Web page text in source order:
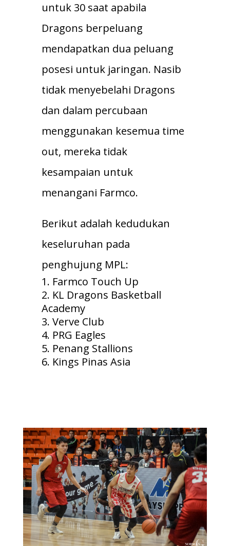
untuk 30 saat apabila
Dragons berpeluang
mendapatkan dua peluang
posesi untuk jaringan. Nasib
tidak menyebelahi Dragons
dan dalam percubaan
menggunakan kesemua time
out, mereka tidak
kesampaian untuk
menangani Farmco.
Berikut adalah kedudukan
keseluruhan pada
penghujung MPL:
Farmco Touch Up
KL Dragons Basketball
Academy
Verve Club
PRG Eagles
Penang Stallions
Kings Pinas Asia